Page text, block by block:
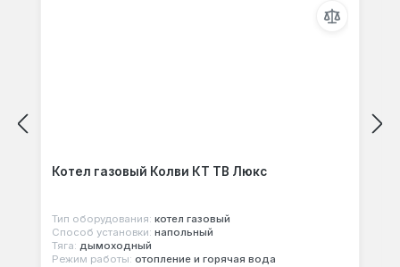
Котел газовый Колви КТ TB Люкс
Тип оборудования: котел газовый
Способ установки: напольный
Тяга: дымоходный
Режим работы: отопление и горячая вода